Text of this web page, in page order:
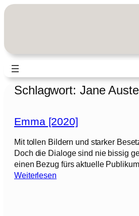
Zum
Schlagwort: Jane
Emma [2020]
Mit tollen Bildern und starker
Doch die Dialoge sind nie bissig
einen Bezug fürs aktuelle
Weiterlesen: